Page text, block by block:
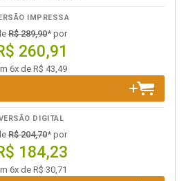
IMPRESSA
R$ 289,90* por
260,91
6x de R$ 43,49
DIGITAL
R$ 204,70* por
184,23
6x de R$ 30,71